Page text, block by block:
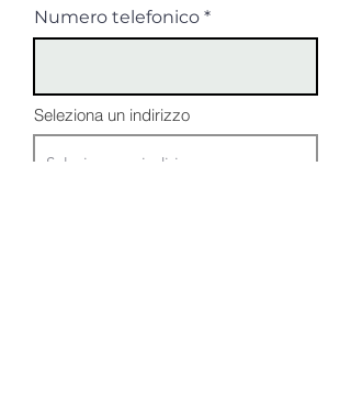
Numero telefonico
Seleziona un indirizzo